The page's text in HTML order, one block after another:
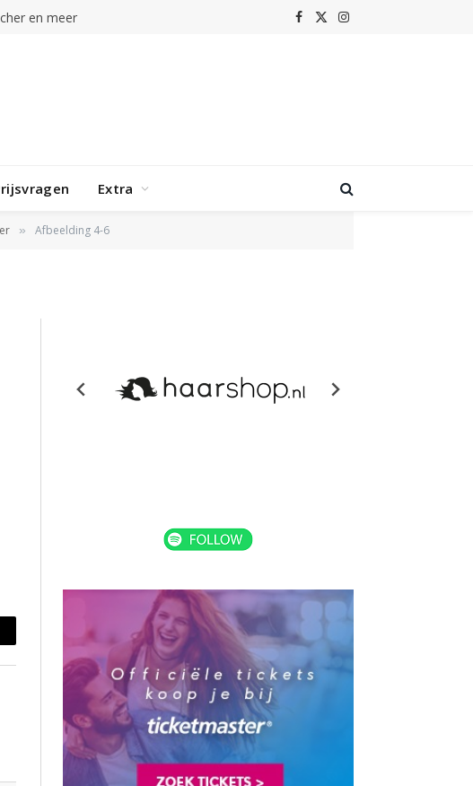
en meer Facebook
X
Instagram
Extra
» Afbeelding 4-6